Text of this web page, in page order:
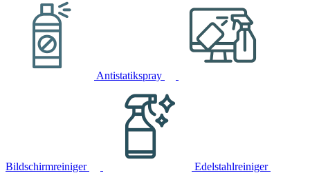
Antistatikspray
Bildschirmreiniger Edelstahlreiniger